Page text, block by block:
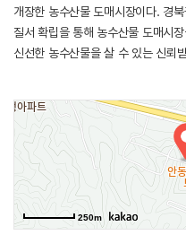
개장한 농수산물 도매시장이다. 경
질서 확립을 통해 농수산물 도매시
신선한 농수산물을 살 수 있는 신뢰
250m